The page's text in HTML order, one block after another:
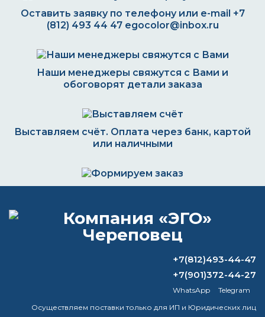
Оставить заявку по телефону или e-mail +7
(812) 493 44 47 egocolor@inbox.ru
Наши менеджеры свяжутся с Вами и
обоговорят детали заказа
Выставляем счёт. Оплата через банк, картой
или наличными
ВОПРОС-ОТВЕТ
+7(812)493-44-47
+7(901)372-44-27
WhatsApp
Telegram
Осуществляем поставки только для ИП и Юридических лиц